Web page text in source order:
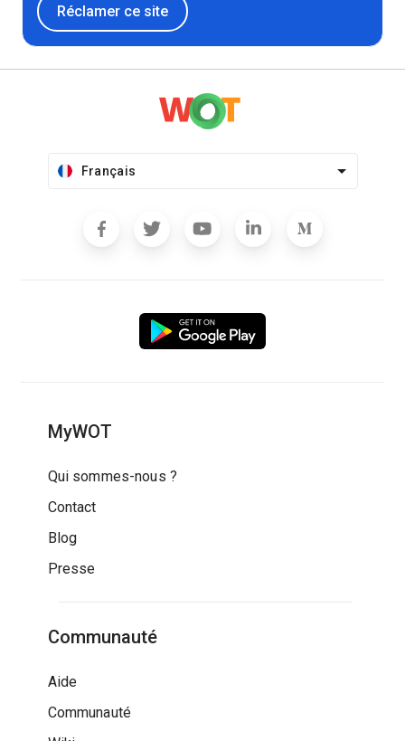
Réclamer ce site
Français
MyWOT
Qui sommes-nous ?
Contact
Blog
Presse
Communauté
Aide
Communauté